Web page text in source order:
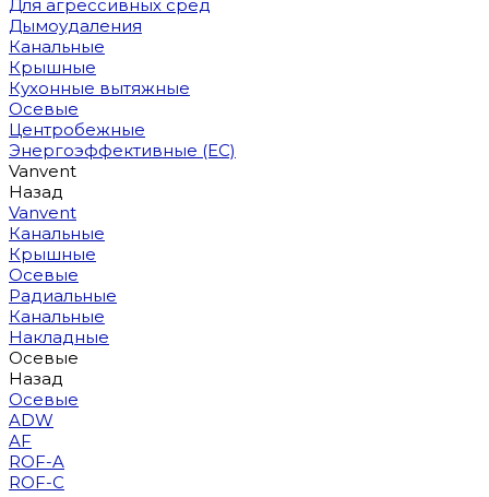
Для агрессивных сред
Дымоудаления
Канальные
Крышные
Кухонные вытяжные
Осевые
Центробежные
Энергоэффективные (EC)
Vanvent
Назад
Vanvent
Канальные
Крышные
Осевые
Радиальные
Канальные
Накладные
Осевые
Назад
Осевые
ADW
AF
ROF-A
ROF-C